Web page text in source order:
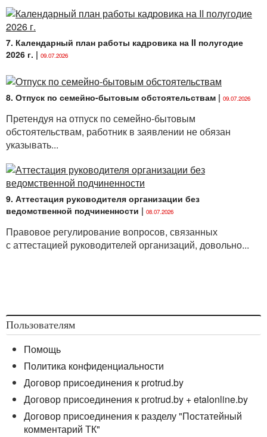
7. Календарный план работы кадровика на II полугодие
2026 г. | 09.07.2026
8. Отпуск по семейно-бытовым обстоятельствам | 09.07.2026
Претендуя на отпуск по семейно-бытовым
обстоятельствам, работник в заявлении не обязан
указывать...
9. Аттестация руководителя организации без
ведомственной подчиненности | 08.07.2026
Правовое регулирование вопросов, связанных
с аттестацией руководителей организаций, довольно...
Пользователям
Помощь
Политика конфиденциальности
Договор присоединения к protrud.by
Договор присоединения к protrud.by + etalonline.by
Договор присоединения к разделу "Постатейный
комментарий ТК"